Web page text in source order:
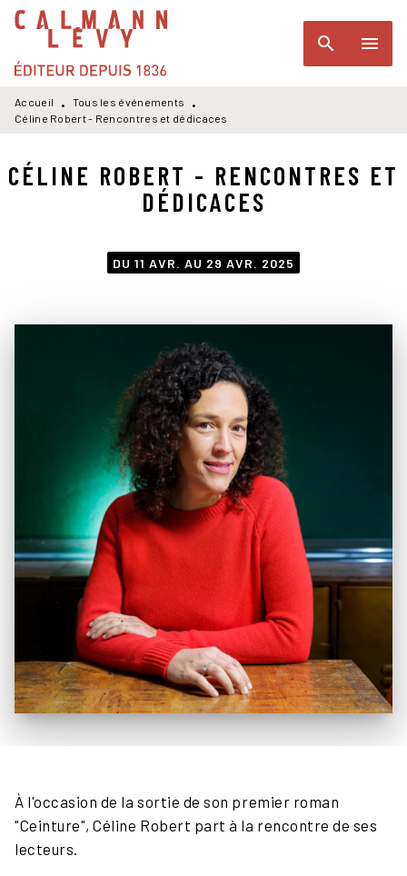
MENU RECHERCHE
PIED DE PAGE
search menu
Accueil • Tous les événements
•
Céline Robert - Rencontres et dédicaces
CÉLINE ROBERT - RENCONTRES ET
DÉDICACES
DU 11 AVR. AU 29 AVR. 2025
À l'occasion de la sortie de son premier roman
"Ceinture", Céline Robert part à la rencontre de ses
lecteurs.